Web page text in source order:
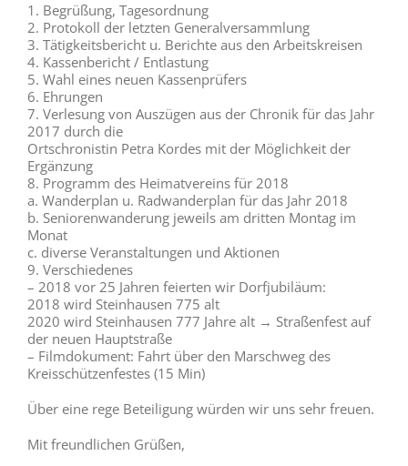
1. Begrüßung, Tagesordnung
2. Protokoll der letzten Generalversammlung
3. Tätigkeitsbericht u. Berichte aus den Arbeitskreisen
4. Kassenbericht / Entlastung
5. Wahl eines neuen Kassenprüfers
6. Ehrungen
7. Verlesung von Auszügen aus der Chronik für das Jahr
2017 durch die
Ortschronistin Petra Kordes mit der Möglichkeit der
Ergänzung
8. Programm des Heimatvereins für 2018
a. Wanderplan u. Radwanderplan für das Jahr 2018
b. Seniorenwanderung jeweils am dritten Montag im
Monat
c. diverse Veranstaltungen und Aktionen
9. Verschiedenes
– 2018 vor 25 Jahren feierten wir Dorfjubiläum:
2018 wird Steinhausen 775 alt
2020 wird Steinhausen 777 Jahre alt → Straßenfest auf
der neuen Hauptstraße
– Filmdokument: Fahrt über den Marschweg des
Kreisschützenfestes (15 Min)
Über eine rege Beteiligung würden wir uns sehr freuen.
Mit freundlichen Grüßen,